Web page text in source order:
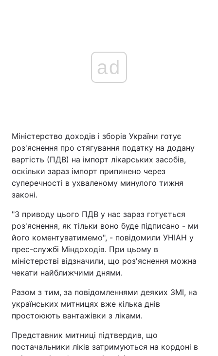
ad
Міністерство доходів і зборів України готує
роз'яснення про стягування податку на додану
вартість (ПДВ) на імпорт лікарських засобів,
оскільки зараз імпорт припинено через
суперечності в ухваленому минулого тижня
законі.
"З приводу цього ПДВ у нас зараз готується
роз'яснення, як тільки воно буде підписано - ми
його коментуватимемо", - повідомили УНІАН у
прес-службі Міндоходів. При цьому в
міністерстві відзначили, що роз'яснення можна
чекати найближчими днями.
Разом з тим, за повідомленнями деяких ЗМІ, на
українських митницях вже кілька днів
простоюють вантажівки з ліками.
Представник митниці підтвердив, що
постачальники ліків затримуються на кордоні в